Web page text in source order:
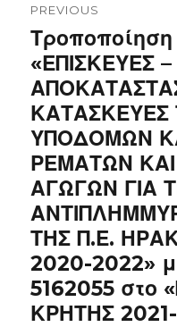
navigation
PREVIOUS
Previous
post:
«ΕΠΙΣΚΕΥΕΣ
ΚΑΤΑΣΚΕΥΕΣ
ΥΠΟΔΟΜΩΝ
ΡΕΜΑΤΩΝ
ΑΓΩΓΩΝ ΓΙΑ
ΤΗΣ Π.Ε.
2020-2022»
5162055 στο
ΚΡΗΤΗΣ